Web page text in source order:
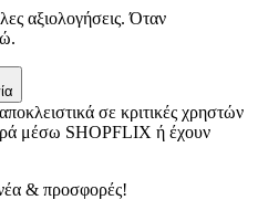
αξιολογήσεις. Όταν
σε κριτικές χρηστών
μέσω SHOPFLIX ή έχουν
& προσφορές!